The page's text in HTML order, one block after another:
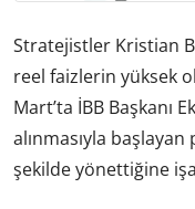
Stratejistler Kristian
reel faizlerin yüksek
Mart’ta İBB Başkanı
alınmasıyla başlayan
şekilde yönettiğine